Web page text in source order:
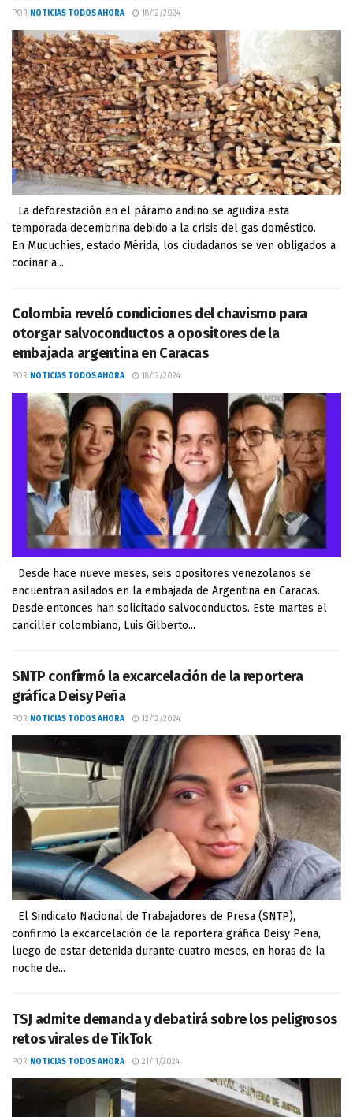
POR NOTICIAS TODOS AHORA 18/12/2024
La deforestación en el páramo andino se agudiza esta
temporada decembrina debido a la crisis del gas doméstico.
En Mucuchíes, estado Mérida, los ciudadanos se ven obligados a
cocinar a...
Colombia reveló condiciones del chavismo para
otorgar salvoconductos a opositores de la
embajada argentina en Caracas
POR NOTICIAS TODOS AHORA 18/12/2024
Desde hace nueve meses, seis opositores venezolanos se
encuentran asilados en la embajada de Argentina en Caracas.
Desde entonces han solicitado salvoconductos. Este martes el
canciller colombiano, Luis Gilberto...
SNTP confirmó la excarcelación de la reportera
gráfica Deisy Peña
POR NOTICIAS TODOS AHORA 12/12/2024
El Sindicato Nacional de Trabajadores de Presa (SNTP),
confirmó la excarcelación de la reportera gráfica Deisy Peña,
luego de estar detenida durante cuatro meses, en horas de la
noche de...
TSJ admite demanda y debatirá sobre los peligrosos
retos virales de TikTok
POR NOTICIAS TODOS AHORA 21/11/2024